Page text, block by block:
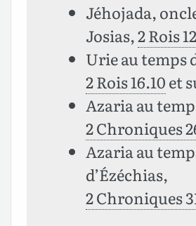
Jéhojada,
Josias,2 Rois
Urie au temps
2 Rois 16.10et
Azaria au
2 Chroniques
Azaria au
d’Ézéchias,
2 Chroniques